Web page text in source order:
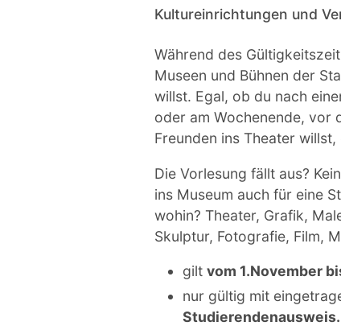
Kultureinrichtungen und
Während des
Museen und Bühnen der
willst. Egal, ob du nach
oder am Wochenende, vor
Freunden ins Theater
Die Vorlesung fällt aus?
ins Museum auch für eine
wohin? Theater, Grafik,
Skulptur, Fotografie, Film,
giltvom 1.November
nur gültig mit
Studierendenausweis.